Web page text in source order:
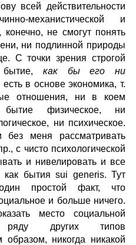
всей действительности
механистической и
конечно, не смогут понять
ни подлинной природы
С точки зрения строгой
бытие, как бы его ни
в основе экономика, т.
отношения, ни в коем
физическое, ни
ни психическое.
меня рассматривать
с чисто психологической
и нивелировать и все
как бытия sui generis. Тут
простой факт, что
и больше ничего.
место социальной
ряду других типов
образом, никогда никакой